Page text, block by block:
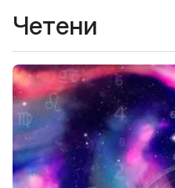
Четени